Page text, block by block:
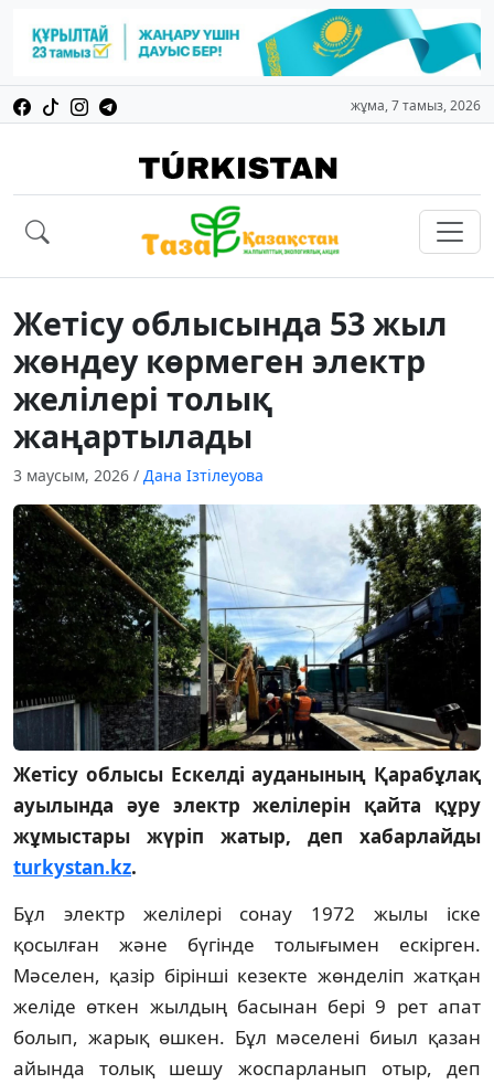
жұма, 7 тамыз, 2026
Жетісу облысында 53 жыл
жөндеу көрмеген электр
желілері толық
жаңартылады
3 маусым, 2026 / Дана Ізтілеуова
Жетісу облысы Ескелді ауданының Қарабұлақ
ауылында әуе электр желілерін қайта құру
жұмыстары жүріп жатыр, деп хабарлайды
turkystan.kz.
Бұл электр желілері сонау 1972 жылы іске
қосылған және бүгінде толығымен ескірген.
Мәселен, қазір бірінші кезекте жөнделіп жатқан
желіде өткен жылдың басынан бері 9 рет апат
болып, жарық өшкен. Бұл мәселені биыл қазан
айында толық шешу жоспарланып отыр, деп